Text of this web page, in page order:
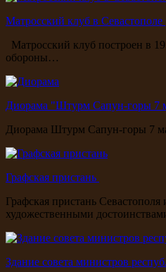
Матросский клуб в Севастополе
Матросский клуб построен в
обороны…
Диорама "Штурм Сапун-горы 7
Диорама Штурм Сапун-горы 7
Графская пристань
Графская пристань Севастополя
художественными
Здание совета министров